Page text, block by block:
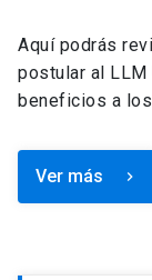
Aquí podrás
postular al LLM
beneficios a
Ver más keyboard_arrow_right